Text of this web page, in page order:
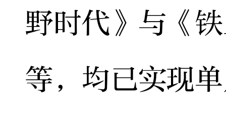
野时代》与《
等，均已实现